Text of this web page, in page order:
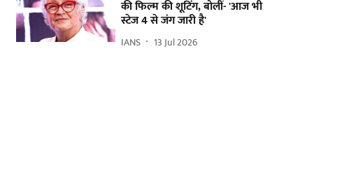
की फिल्म की शूटिंग, बोलीं- 'आज भी
स्टेज 4 से जंग जारी है'
IANS 13 Jul 2026